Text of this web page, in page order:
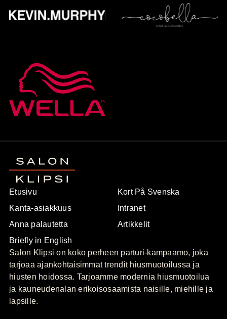
Etusivu
Kanta-asiakkuus
Anna palautetta
Briefly in English
Kort På Svenska
Intranet
Artikkelit
Salon Klipsi on koko perheen parturi-kampaamo, joka
tarjoaa ajankohtaisimmat trendit hiusmuotoilussa ja
hiusten hoidossa. Tarjoamme modernia hiusmuotoilua
ja kauneudenalan erikoisosaamista naisille, miehille ja
lapsille.